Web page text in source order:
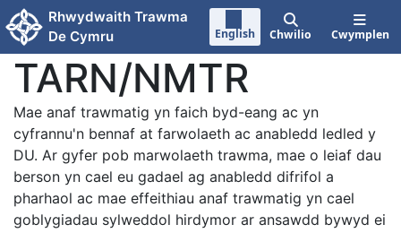
Neidio i'r prif gynnwy
Rhwydwaith Trawma
De Cymru
English Chwilio Cwymplen
TARN/NMTR
Mae anaf trawmatig yn faich byd-eang ac yn
cyfrannu'n bennaf at farwolaeth ac anabledd ledled y
DU. Ar gyfer pob marwolaeth trawma, mae o leiaf dau
berson yn cael eu gadael ag anabledd difrifol a
pharhaol ac mae effeithiau anaf trawmatig yn cael
goblygiadau sylweddol hirdymor ar ansawdd bywyd ei